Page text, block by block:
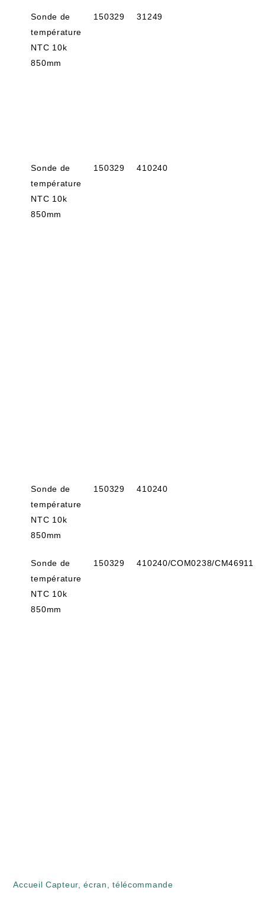
Sonde de
température
NTC 10k
850mm
150329 31249
Sonde de
température
NTC 10k
850mm
150329 410240
Sonde de
température
NTC 10k
850mm
150329 410240
Sonde de
température
NTC 10k
850mm
150329 410240/COM0238/CM46911
Accueil Capteur, écran, télécommande